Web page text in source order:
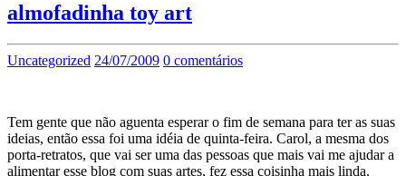
almofadinha toy art
Uncategorized 24/07/2009 0 comentários
Tem gente que não aguenta esperar o fim de semana para ter as suas
ideias, então essa foi uma idéia de quinta-feira. Carol, a mesma dos
porta-retratos, que vai ser uma das pessoas que mais vai me ajudar a
alimentar esse blog com suas artes, fez essa coisinha mais linda.